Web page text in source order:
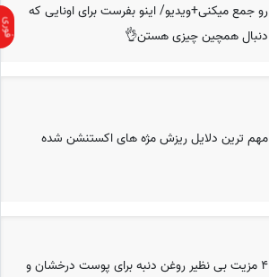
رو جمع میکنی+ویدیو/ اینو بفرست برای اونایی که
دنبال همچین چیزی هستن👌
مهم ترین دلایل ریزش مژه های اکستنشن شده
4 مزیت بی نظیر روغن دنبه برای پوست درخشان و